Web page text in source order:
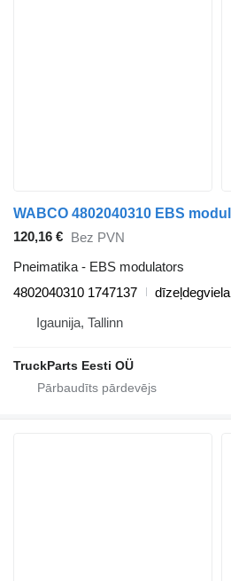
120,16 €
Bez PVN
Pneimatika - EBS modulators
4802040310 1747137
dīzeļdegviela
Igaunija, Tallinn
TruckParts Eesti OÜ